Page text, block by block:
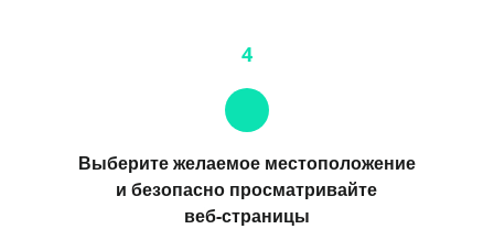
4
Выберите желаемое местоположение
и безопасно просматривайте
веб-страницы